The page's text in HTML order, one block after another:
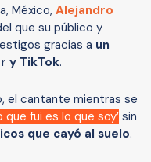
México, Alejandro
que su público y
gracias a un
y TikTok.
el cantante mientras se
que fui es lo que soy’ sin
que cayó al suelo.